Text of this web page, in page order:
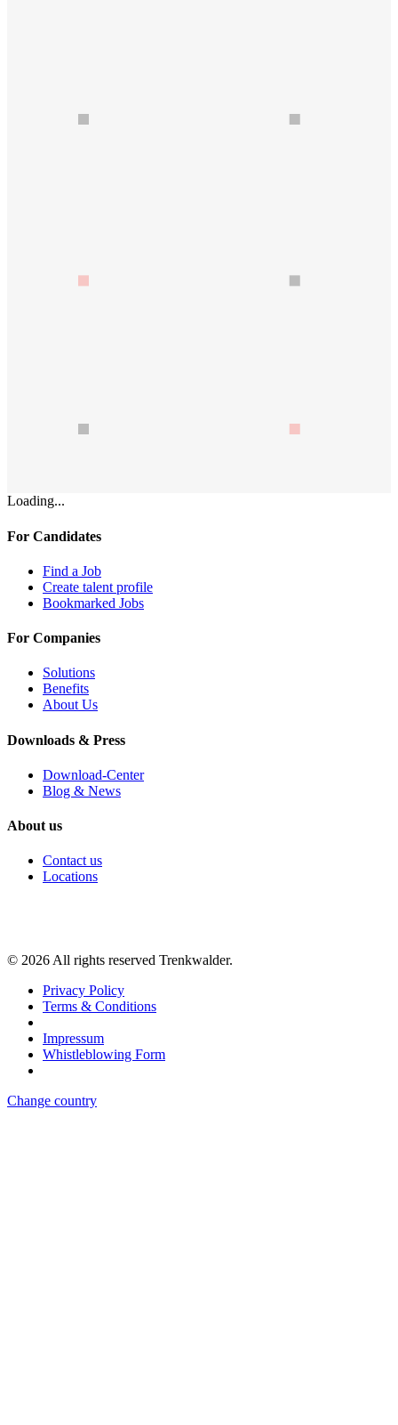
Loading...
For Candidates
Find a Job
Create talent profile
Bookmarked Jobs
For Companies
Solutions
Benefits
About Us
Downloads & Press
Download-Center
Blog & News
About us
Contact us
Locations
© 2026 All rights reserved Trenkwalder.
Privacy Policy
Terms & Conditions
Impressum
Whistleblowing Form
Change country